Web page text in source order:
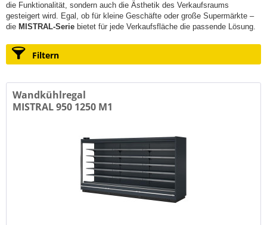
die Funktionalität, sondern auch die Ästhetik des Verkaufsraums
gesteigert wird. Egal, ob für kleine Geschäfte oder große Supermärkte –
die MISTRAL-Serie bietet für jede Verkaufsfläche die passende Lösung.
Filtern
Wandkühlregal
MISTRAL 950 1250 M1